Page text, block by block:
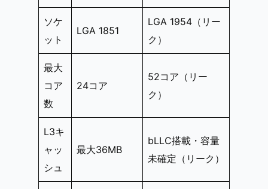
ソケ
ット
LGA 1851
LGA 1954（リー
ク）
最大
コア
数
24コア
52コア（リー
ク）
L3キ
ャッ
シュ
最大36MB
bLLC搭載・容量
未確定（リーク）